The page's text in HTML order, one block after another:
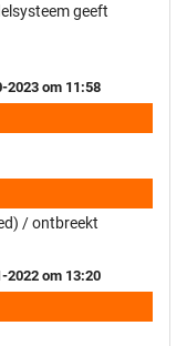
geeft
2023 om 11:58
/ ontbreekt
2022 om 13:20